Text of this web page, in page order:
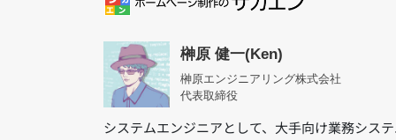
榊原 健一(Ken)
榊原エンジニアリング株式会社
代表取締役
システムエンジニアとして、大手向け業務シス